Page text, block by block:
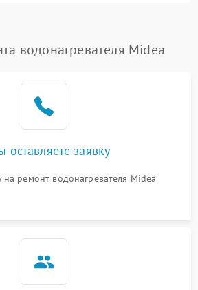
водонагревателя Midea
оставляете заявку
на ремонт водонагревателя Midea